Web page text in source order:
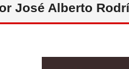
José Alberto